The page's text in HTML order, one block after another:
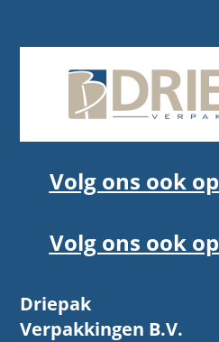
Volg ons ook
Volg ons ook
Driepak
Verpakkingen B.V.